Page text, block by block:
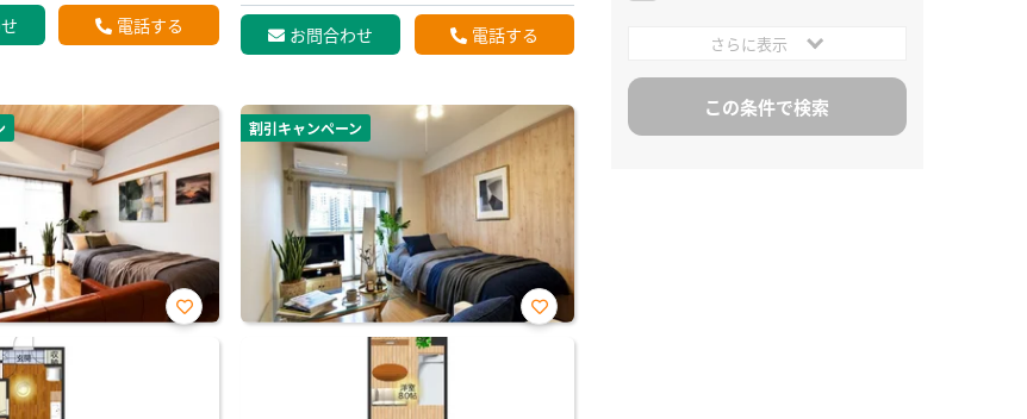
電話する お問合わせ 電話する
お気
割引キャンペーン
お気
さらに表示